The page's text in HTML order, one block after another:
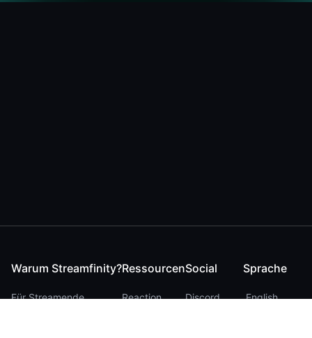
Warum Streamfinity?
Für Streamende
Ressourcen
Reaction
Social
Discord
Sprache
English